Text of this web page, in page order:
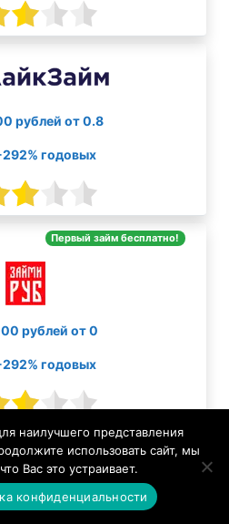
рублей от 0.8
годовых
Первый займ бесплатно!
рублей от 0
годовых
Первый займ бесплатно!
наилучшего представления
использовать сайт, мы
Вас это устраивает.
конфиденциальности